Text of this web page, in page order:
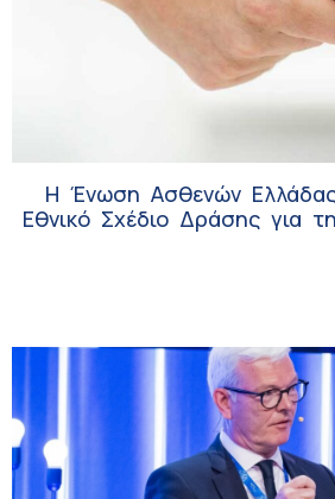
Η Ένωση Ασθενών Ελλάδας
Εθνικό Σχέδιο Δράσης για